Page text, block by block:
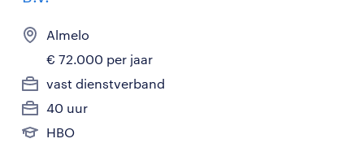
Almelo
€ 72.000 per jaar
vast dienstverband
40 uur
HBO